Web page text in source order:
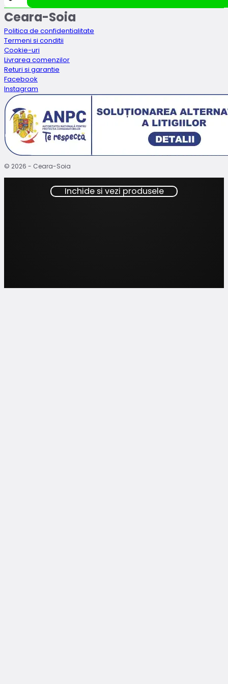
fost:
99.99lei.
89.99lei.
Ceara-Soia
Politica de confidentialitate
Termeni si conditii
Cookie-uri
Livrarea comenzilor
Returi si garantie
Facebook
Instagram
© 2026 - Ceara-Soia
Inchide si vezi produsele